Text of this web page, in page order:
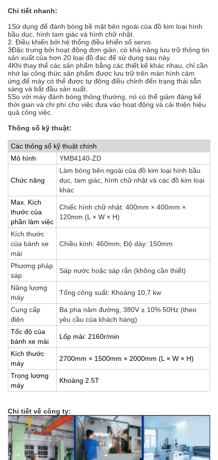
Chi tiết nhanh:
1Sử dụng để đánh bóng bề mặt bên ngoài của đồ kim loại hình
bầu dục, hình tam giác và hình chữ nhật.
2. Điều khiển bởi hệ thống điều khiển số servo.
3Đặc trưng bởi hoạt động đơn giản, có khả năng lưu trữ thông tin
sản xuất của hơn 20 loại đồ đạc để sử dụng sau này.
4Khi thay thế các sản phẩm bằng các thiết kế khác nhau, chỉ cần
nhớ lại công thức sản phẩm được lưu trữ trên màn hình cảm
ứng,để máy có thể được tự động điều chỉnh đến trạng thái sẵn
sàng và bắt đầu sản xuất.
5So với máy đánh bóng thông thường, nó có thể giảm đáng kể
thời gian và chi phí cho việc đưa vào hoạt động và cải thiện hiệu
quả công việc.
Thông số kỹ thuật:
Các thông số kỹ thuật chính
Mô hình
YMB4140-ZD
Chức năng
Làm bóng bên ngoài của đồ kim loại hình bầu
dục, tam giác, hình chữ nhật và các đồ kim loại
khác
Max. Kích
thước của
phần làm việc
Chiếc hình chữ nhật: 400mm × 400mm ×
120mm (L × W × H)
Kích thước
của bánh xe
mài
Chiều kính: 460mm, Độ dày: 150mm
Phương pháp
sáp
Sáp nước hoặc sáp rắn (không cần thiết)
Năng lượng
máy
Tổng công suất: Khoảng 10,7 kw
Cung cấp
điện
Ba pha năm đường, 380V ± 10% 50Hz (theo
yêu cầu của khách hàng)
Tốc độ của
bánh xe mài
Lốp mài: 2160r/min
Kích thước
máy
2700mm × 1500mm × 2000mm (L × W × H)
Trọng lượng
máy
Khoảng 2.5T
Chi tiết về công ty: